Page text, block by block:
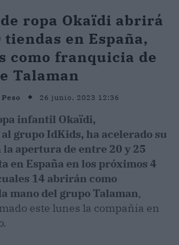
ropa Okaïdi abrirá
tiendas en España,
como franquicia de
Talaman
26 junio, 2023 12:36
infantil Okaïdi,
grupo IdKids, ha acelerado su
la apertura de entre 20 y 25
en España en los próximos 4
14 abrirán como
mano del grupo Talaman,
este lunes la compañía en